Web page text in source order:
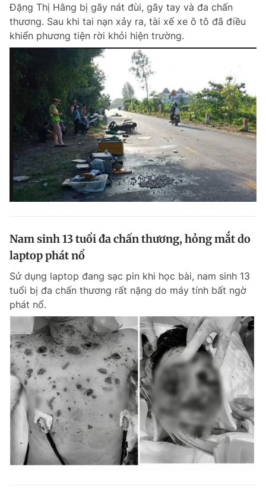
Đặng Thị Hằng bị gãy nát đùi, gãy tay và đa chấn
thương. Sau khi tai nạn xảy ra, tài xế xe ô tô đã điều
khiển phương tiện rời khỏi hiện trường.
Nam sinh 13 tuổi đa chấn thương, hỏng mắt do
laptop phát nổ
Sử dụng laptop đang sạc pin khi học bài, nam sinh 13
tuổi bị đa chấn thương rất nặng do máy tính bất ngờ
phát nổ.